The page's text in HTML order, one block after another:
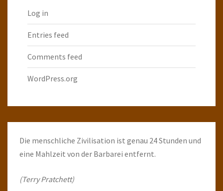
Log in
Entries feed
Comments feed
WordPress.org
Die menschliche Zivilisation ist genau 24 Stunden und
eine Mahlzeit von der Barbarei entfernt.
(Terry Pratchett)